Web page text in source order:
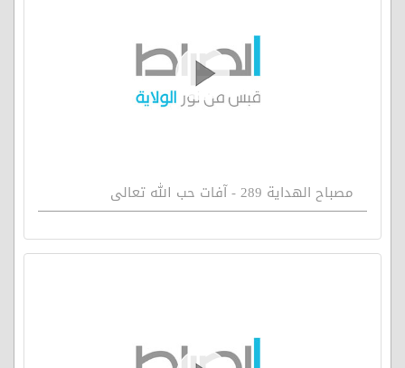
مصباح الهداية 289 - آفات حب الله تعالى